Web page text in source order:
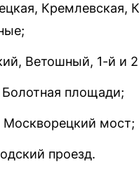
Кремлевская,
Ветошный, 1-й и
Болотная площади;
мост;
проезд.